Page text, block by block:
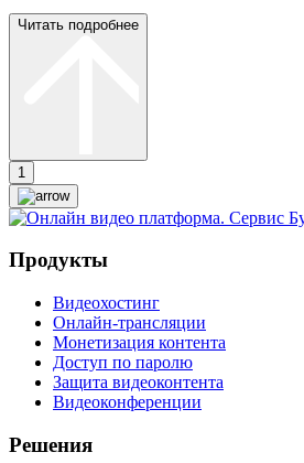
Читать подробнее
1
Продукты
Видеохостинг
Онлайн-трансляции
Монетизация контента
Доступ по паролю
Защита видеоконтента
Видеоконференции
Решения